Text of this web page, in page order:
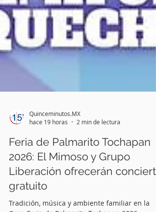
Quinceminutos.MX
hace 19 horas
2 min de lectura
Feria de Palmarito Tochapan
2026: El Mimoso y Grupo